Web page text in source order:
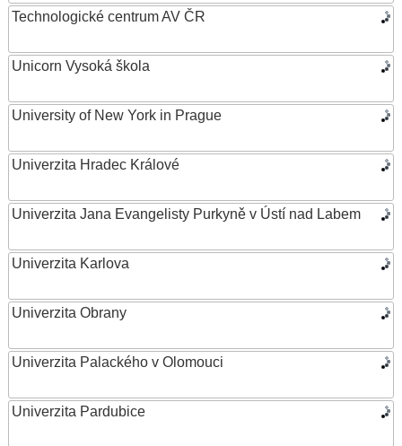
Technologické centrum AV ČR
Unicorn Vysoká škola
University of New York in Prague
Univerzita Hradec Králové
Univerzita Jana Evangelisty Purkyně v Ústí nad Labem
Univerzita Karlova
Univerzita Obrany
Univerzita Palackého v Olomouci
Univerzita Pardubice